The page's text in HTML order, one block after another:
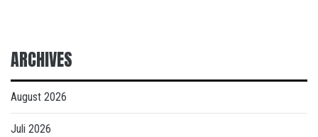
ARCHIVES
August 2026
Juli 2026